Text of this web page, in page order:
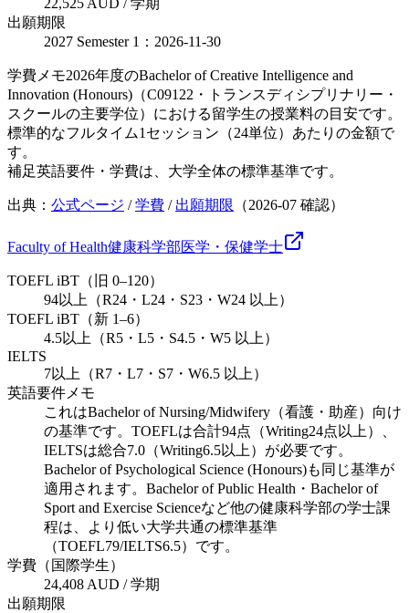
出願期限
2027 Semester 1：2026-11-30
学費メモ2026年度のBachelor of Creative Intelligence and
Innovation (Honours)（C09122・トランスディシプリナリー・
スクールの主要学位）における留学生の授業料の目安です。
標準的なフルタイム1セッション（24単位）あたりの金額で
す。
補足英語要件・学費は、大学全体の標準基準です。
出典： 公式ページ /学費 / 出願期限 （2026-07 確認）
Faculty of Health健康科学部医学・保健学士
TOEFL iBT（旧 0–120）
94以上（R24・L24・S23・W24 以上）
TOEFL iBT（新 1–6）
4.5以上（R5・L5・S4.5・W5 以上）
IELTS
7以上（R7・L7・S7・W6.5 以上）
英語要件メモ
これはBachelor of Nursing/Midwifery（看護・助産）向け
の基準です。TOEFLは合計94点（Writing24点以上）、
IELTSは総合7.0（Writing6.5以上）が必要です。
Bachelor of Psychological Science (Honours)も同じ基準が
適用されます。Bachelor of Public Health・Bachelor of
Sport and Exercise Scienceなど他の健康科学部の学士課
程は、より低い大学共通の標準基準
（TOEFL79/IELTS6.5）です。
学費（国際学生）
24,408 AUD / 学期
出願期限